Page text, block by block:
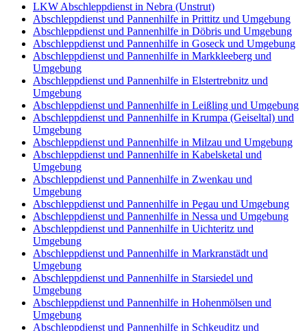
LKW Abschleppdienst in Nebra (Unstrut)
Abschleppdienst und Pannenhilfe in Prittitz und Umgebung
Abschleppdienst und Pannenhilfe in Döbris und Umgebung
Abschleppdienst und Pannenhilfe in Goseck und Umgebung
Abschleppdienst und Pannenhilfe in Markkleeberg und
Umgebung
Abschleppdienst und Pannenhilfe in Elstertrebnitz und
Umgebung
Abschleppdienst und Pannenhilfe in Leißling und Umgebung
Abschleppdienst und Pannenhilfe in Krumpa (Geiseltal) und
Umgebung
Abschleppdienst und Pannenhilfe in Milzau und Umgebung
Abschleppdienst und Pannenhilfe in Kabelsketal und
Umgebung
Abschleppdienst und Pannenhilfe in Zwenkau und
Umgebung
Abschleppdienst und Pannenhilfe in Pegau und Umgebung
Abschleppdienst und Pannenhilfe in Nessa und Umgebung
Abschleppdienst und Pannenhilfe in Uichteritz und
Umgebung
Abschleppdienst und Pannenhilfe in Markranstädt und
Umgebung
Abschleppdienst und Pannenhilfe in Starsiedel und
Umgebung
Abschleppdienst und Pannenhilfe in Hohenmölsen und
Umgebung
Abschleppdienst und Pannenhilfe in Schkeuditz und